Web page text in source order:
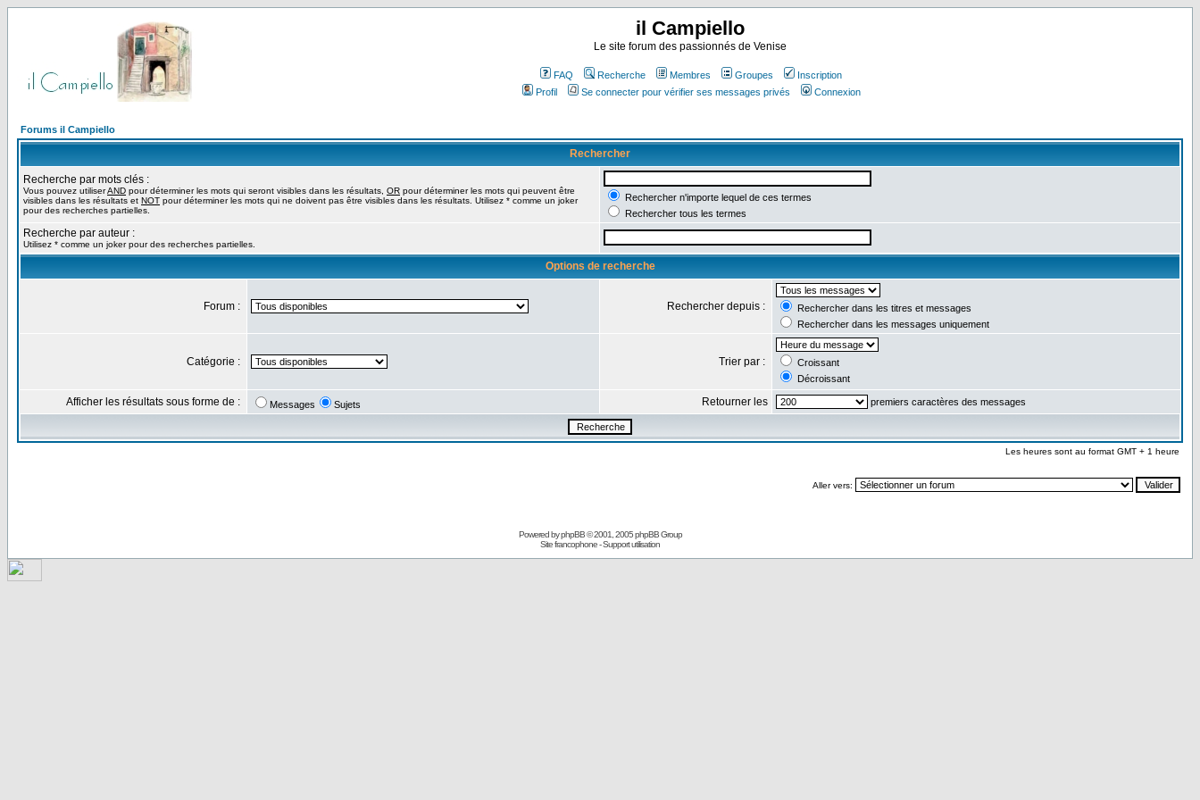
il Campiello
Le site forum des passionnés de Venise
FAQ Recherche Membres Groupes
Inscription
Profil
Se connecter pour vérifier ses messages privés Connexion
Forums il Campiello
Rechercher
Recherche par mots clés :
Vous pouvez utiliserAND pour déterminer les mots qui seront visibles dans les résultats, OR pour déterminer les mots qui peuvent être
visibles dans les résultats et NOT pour déterminer les mots qui ne doivent pas être visibles dans les résultats. Utilisez * comme un joker
pour des recherches partielles.
Rechercher n'importe lequel de ces termes
Rechercher tous les termes
Recherche par auteur :
Utilisez * comme un joker pour des recherches partielles.
Options de recherche
Forum : Rechercher depuis :
Rechercher dans les titres et messages
Rechercher dans les messages uniquement
Catégorie : Trier par :
Croissant
Décroissant
Afficher les résultats sous forme de : Messages Sujets Retourner les premiers caractères des messages
Les heures sont au format GMT + 1 heure
Aller vers:
Powered byphpBB© 2001, 2005 phpBB Group
Site francophone-Support utilisation